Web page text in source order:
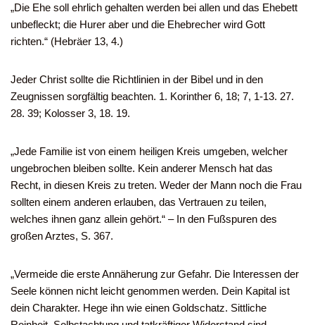
„Die Ehe soll ehrlich gehalten werden bei allen und das Ehebett
unbefleckt; die Hurer aber und die Ehebrecher wird Gott
richten.“ (Hebräer 13, 4.)
Jeder Christ sollte die Richtlinien in der Bibel und in den
Zeugnissen sorgfältig beachten. 1. Korinther 6, 18; 7, 1-13. 27.
28. 39; Kolosser 3, 18. 19.
„Jede Familie ist von einem heiligen Kreis umgeben, welcher
ungebrochen bleiben sollte. Kein anderer Mensch hat das
Recht, in diesen Kreis zu treten. Weder der Mann noch die Frau
sollten einem anderen erlauben, das Vertrauen zu teilen,
welches ihnen ganz allein gehört.“ – In den Fußspuren des
großen Arztes, S. 367.
„Vermeide die erste Annäherung zur Gefahr. Die Interessen der
Seele können nicht leicht genommen werden. Dein Kapital ist
dein Charakter. Hege ihn wie einen Goldschatz. Sittliche